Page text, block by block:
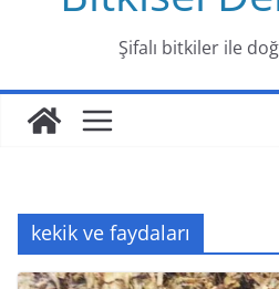
Şifalı bitkiler ile
kekik ve faydaları